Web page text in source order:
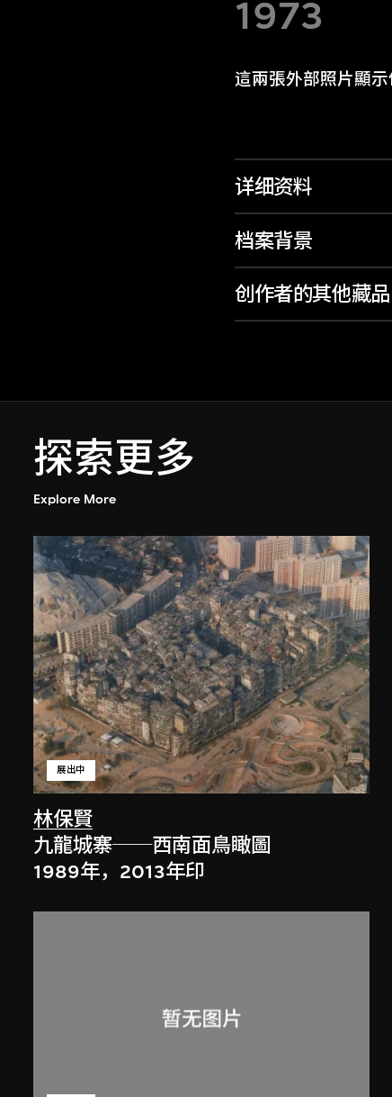
1973
這兩張外部照片顯示
详细资料
档案背景
创作者的其他藏品
探索更多
Explore More
林保賢
展出中
九龍城寨──西南面鳥瞰圖
1989年，2013年印